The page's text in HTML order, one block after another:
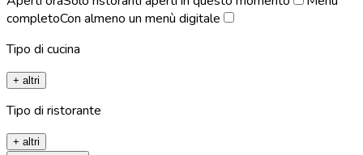
completoCon almeno un menù digitale
Tipo di cucina
+ altri
Tipo di ristorante
+ altri